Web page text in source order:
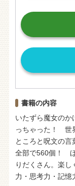
書籍の内容
いたずら魔女のか
っちゃった！ 世
ところと呪文の
全部で560個！
りだくさん。楽
力・思考力・記憶